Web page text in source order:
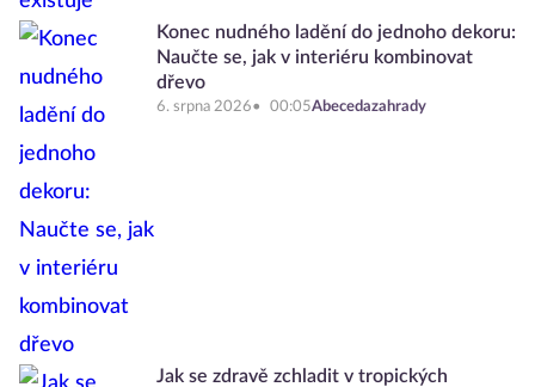
Konec nudného ladění do jednoho dekoru:
Naučte se, jak v interiéru kombinovat
dřevo
6. srpna 2026 00:05Abecedazahrady
Jak se zdravě zchladit v tropických